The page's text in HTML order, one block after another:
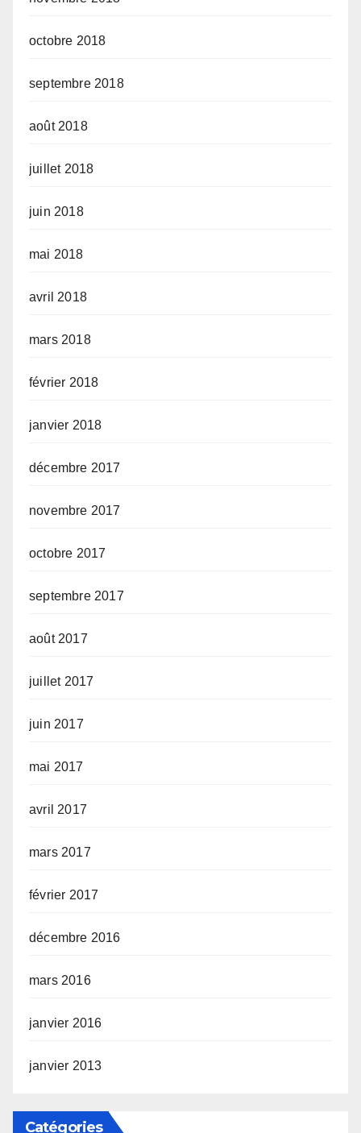
octobre 2018
septembre 2018
août 2018
juillet 2018
juin 2018
mai 2018
avril 2018
mars 2018
février 2018
janvier 2018
décembre 2017
novembre 2017
octobre 2017
septembre 2017
août 2017
juillet 2017
juin 2017
mai 2017
avril 2017
mars 2017
février 2017
décembre 2016
mars 2016
janvier 2016
janvier 2013
Catégories